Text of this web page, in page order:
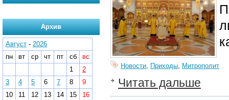
Новости, Приходы, Митрополит
Читать дальше
Архив
Август - 2026
пн
вт ср чт пт сб
вс
1
2
3
4 5 6 7 8
9
10
11 12 13 14 15
16